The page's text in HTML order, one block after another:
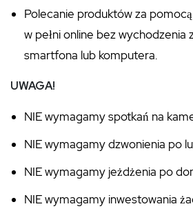
Polecanie produktów za
w pełni online bez wychodzenia
smartfona lub komputera.
UWAGA!
NIE wymagamy spotkań na
NIE wymagamy dzwonienia po
NIE wymagamy jeżdżenia po
NIE wymagamy inwestowania